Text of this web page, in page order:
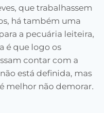
que trabalhassem
há também uma
a pecuária leiteira,
é que logo os
contar com a
está definida, mas
melhor não demorar.